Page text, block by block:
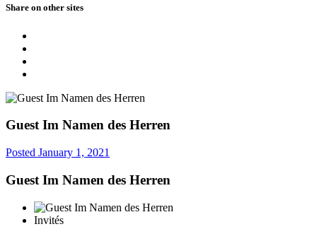
Share on other sites
Guest Im Namen des Herren
Posted January 1, 2021
Guest Im Namen des Herren
Invités